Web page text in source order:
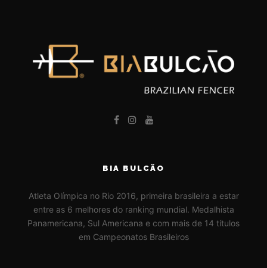
BIA BULCÃO
Atleta Olímpica no Rio 2016, primeira brasileira a estar
entre as 6 melhores do ranking mundial. Medalhista
Panamericana, Sul Americana e com mais de 14 títulos
em Campeonatos Brasileiros